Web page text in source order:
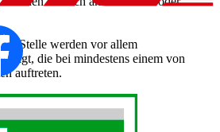
Stelle werden vor allem
die bei mindestens einem von
auftreten.